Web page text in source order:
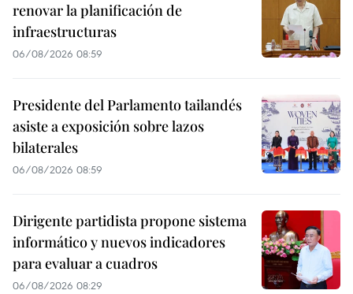
renovar la planificación de
infraestructuras
06/08/2026 08:59
Presidente del Parlamento tailandés
asiste a exposición sobre lazos
bilaterales
06/08/2026 08:59
Dirigente partidista propone sistema
informático y nuevos indicadores
para evaluar a cuadros
06/08/2026 08:29